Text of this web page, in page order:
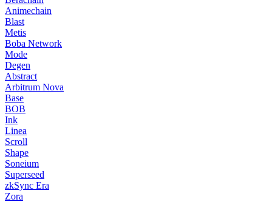
Animechain
Blast
Metis
Boba Network
Mode
Degen
Abstract
Arbitrum Nova
Base
BOB
Ink
Linea
Scroll
Shape
Soneium
Superseed
zkSync Era
Zora